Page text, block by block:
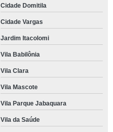
Cidade Domitila
Cidade Vargas
Jardim Itacolomi
Vila Babilônia
Vila Clara
Vila Mascote
Vila Parque Jabaquara
Vila da Saúde